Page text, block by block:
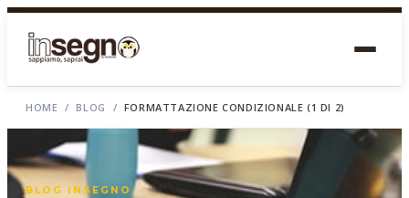
HOME / BLOG / FORMATTAZIONE CONDIZIONALE (1 DI 2)
BLOG INSEGNO